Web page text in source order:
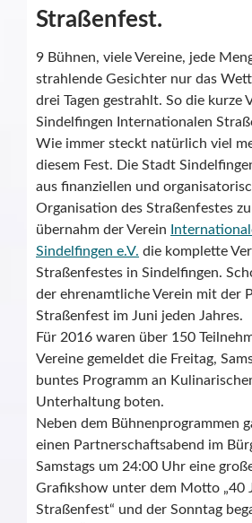
Straßenfest.
9 Bühnen, viele Vereine, jede
strahlende Gesichter nur das
drei Tagen gestrahlt. So die kurze
Sindelfingen Internationalen
Wie immer steckt natürlich viel
diesem Fest. Die Stadt
aus finanziellen und
Organisation des Straßenfestes
übernahm der Verein
Sindelfingen e.V. die komplette
Straßenfestes in Sindelfingen.
der ehrenamtliche Verein mit der
Straßenfest im Juni jeden Jahres.
Für 2016 waren über 150
Vereine gemeldet die Freitag,
buntes Programm an
Unterhaltung boten.
Neben dem Bühnenprogrammen
einen Partnerschaftsabend im
Samstags um 24:00 Uhr eine
Grafikshow unter dem Motto „40
Straßenfest“ und der Sonntag